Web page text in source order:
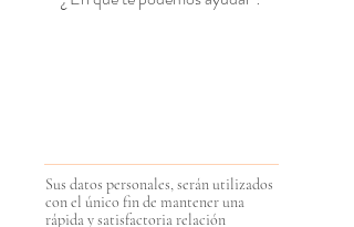
Sus datos personales, serán utilizados
con el único fin de mantener una
rápida ysatisfactoriarelación